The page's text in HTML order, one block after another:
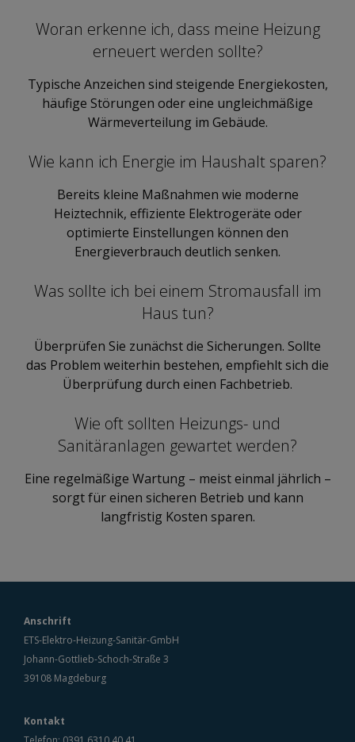
Woran erkenne ich, dass meine Heizung
erneuert werden sollte?
Typische Anzeichen sind steigende Energiekosten,
häufige Störungen oder eine ungleichmäßige
Wärmeverteilung im Gebäude.
Wie kann ich Energie im Haushalt sparen?
Bereits kleine Maßnahmen wie moderne
Heiztechnik, effiziente Elektrogeräte oder
optimierte Einstellungen können den
Energieverbrauch deutlich senken.
Was sollte ich bei einem Stromausfall im
Haus tun?
Überprüfen Sie zunächst die Sicherungen. Sollte
das Problem weiterhin bestehen, empfiehlt sich die
Überprüfung durch einen Fachbetrieb.
Wie oft sollten Heizungs- und
Sanitäranlagen gewartet werden?
Eine regelmäßige Wartung – meist einmal jährlich –
sorgt für einen sicheren Betrieb und kann
langfristig Kosten sparen.
Anschrift
ETS-Elektro-Heizung-Sanitär-GmbH
Johann-Gottlieb-Schoch-Straße 3
39108 Magdeburg
Kontakt